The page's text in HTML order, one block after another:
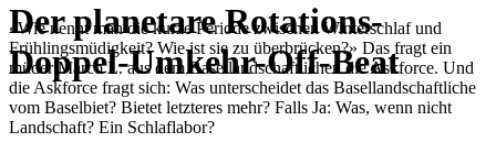
Der planetare Rotations-
Doppel-Umkehr-Off-Beat
«Wie nennt man die kurze Periode zwischen Winterschlaf und
Frühlingsmüdigkeit? Wie ist sie zu überbrücken?» Das fragt ein
müder Marco L. aus dem Baselland­schaftlichen die Askforce. Und
die Askforce fragt sich: Was unterscheidet das Basellandschaftliche
vom Baselbiet? Bietet letzteres mehr? Falls Ja: Was, wenn nicht
Landschaft? Ein Schlaflabor?